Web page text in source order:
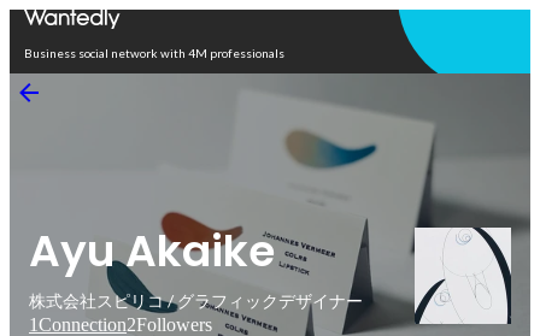
Business social network with 4M professionals
Ayu Akaike
株式会社スピリコ / グラフィックデザイナー
1Connection2Followers